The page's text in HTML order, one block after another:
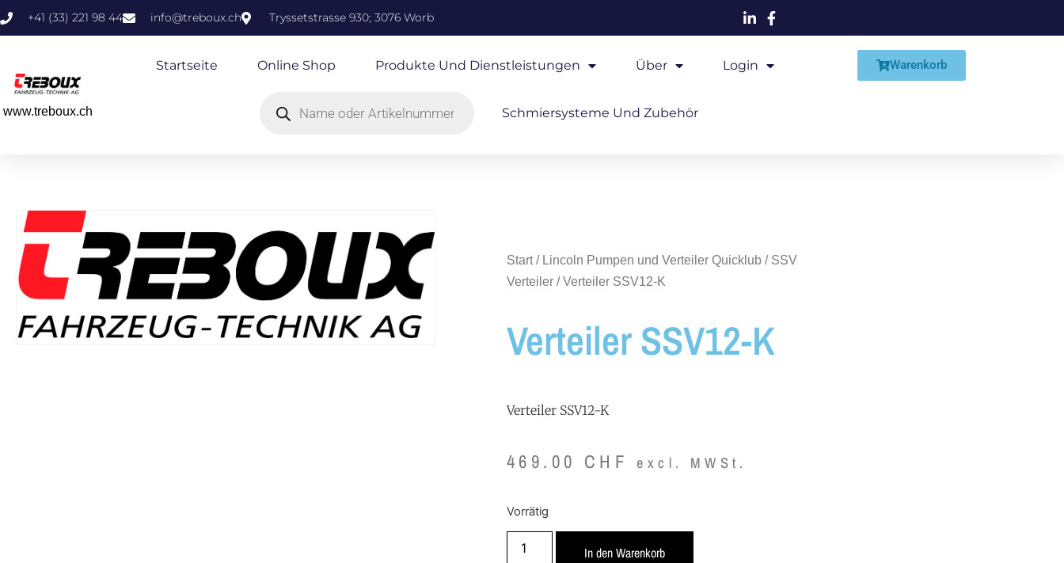
+41 (33) 221 98 44 info@treboux.ch Tryssetstrasse 930; 3076 Worb
www.treboux.ch
Startseite Online Shop Produkte Und Dienstleistungen Über Login
Schmiersysteme Und Zubehör
Shop
Warenkorb
Start/ Lincoln Pumpen und Verteiler Quicklub / SSV
Verteiler / Verteiler SSV12-K
Verteiler SSV12-K
Verteiler SSV12-K
469.00 CHF excl. MWSt.
Vorrätig
In den Warenkorb